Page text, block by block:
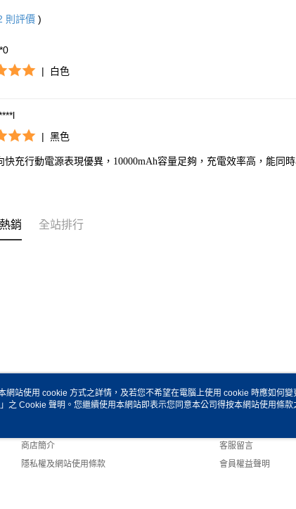
則評價 )
|
白色
| 黑色
快充行動電源表現優異，10000mAh容量足夠，充電效率高，能同
銷 全站排行
關於我們
商店簡介
隱私權及網站使用條款
客服資訊
客服留言
會員權益聲明
網站使用 cookie 方式之詳情，及若您不希望在電腦上使用 cookie 時應如何變
」之 Cookie 聲明。您繼續使用本網站即表示您同意本公司得按本網站使用條